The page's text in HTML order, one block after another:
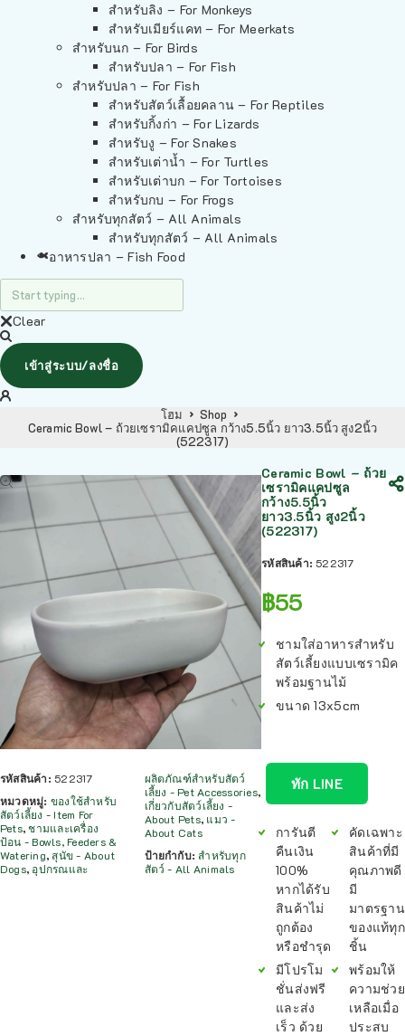
สำหรับลิง – For Monkeys
สำหรับเมียร์แคท – For Meerkats
สำหรับนก – For Birds
สำหรับปลา – For Fish
สำหรับปลา – For Fish
สำหรับสัตว์เลื้อยคลาน – For Reptiles
สำหรับกิ้งก่า – For Lizards
สำหรับงู – For Snakes
สำหรับเต่าน้ำ – For Turtles
สำหรับเต่าบก – For Tortoises
สำหรับกบ – For Frogs
สำหรับทุกสัตว์ – All Animals
สำหรับทุกสัตว์ – All Animals
อาหารปลา – Fish Food
Clear
เข้าสู่ระบบ/ลงชื่อ
โฮม
Shop
Ceramic Bowl – ถ้วยเซรามิคแคปซูล กว้าง5.5นิ้ว ยาว3.5นิ้ว สูง2นิ้ว
(522317)
รหัสสินค้า: 522317
หมวดหมู่: ของใช้สำหรับ
สัตว์เลี้ยง - Item For
Pets,ชามและเครื่อง
ป้อน - Bowls, Feeders &
Watering,สุนัข - About
Dogs, อุปกรณและ
ผลิตภัณฑ์สำหรับสัตว์
เลี้ยง - Pet Accessories,
เกี่ยวกับสัตว์เลี้ยง -
About Pets, แมว -
About Cats
ป้ายกำกับ:สำหรับทุก
สัตว์ - All Animals
Ceramic Bowl – ถ้วย
เซรามิคแคปซูล
กว้าง5.5นิ้ว
ยาว3.5นิ้ว สูง2นิ้ว
(522317)
รหัสสินค้า: 522317
฿55
ชามใส่อาหารสำหรับ
สัตว์เลี้ยงแบบเซรามิค
พร้อมฐานไม้
ขนาด 13x5cm
ทัก LINE
การันตี
คืนเงิน
100%
หากได้รับ
สินค้าไม่
ถูกต้อง
หรือชำรุด
มีโปรโม
ชั่นส่งฟรี
และส่ง
เร็ว ด้วย
คัดเฉพาะ
สินค้าที่มี
คุณภาพดี
มี
มาตรฐาน
ของแท้ทุก
ชิ้น
พร้อมให้
ความช่วย
เหลือเมื่อ
ประสบ